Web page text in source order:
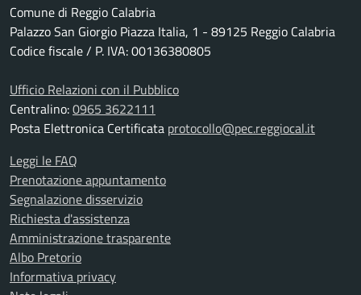
Comune di Reggio Calabria
Palazzo San Giorgio Piazza Italia, 1 - 89125 Reggio Calabria
Codice fiscale / P. IVA: 00136380805
Ufficio Relazioni con il Pubblico
Centralino:0965 3622111
Posta Elettronica Certificata protocollo@pec.reggiocal.it
Leggi le FAQ
Prenotazione appuntamento
Segnalazione disservizio
Richiesta d'assistenza
Amministrazione trasparente
Albo Pretorio
Informativa privacy